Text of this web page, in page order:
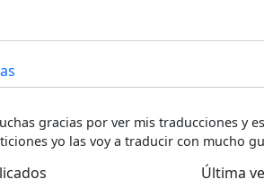
gracias por ver mis traducciones y
yo las voy a traducir con mucho
Última